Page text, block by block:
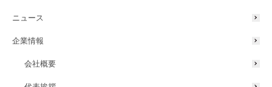
ニュース
企業情報
会社概要